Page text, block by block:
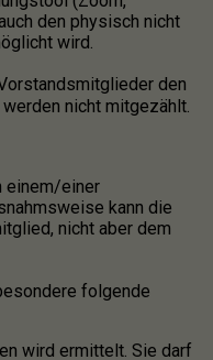
den physisch nicht
wird.
den
nicht mitgezählt.
einem/einer
kann die
nicht aber dem
folgende
wird ermittelt. Sie darf